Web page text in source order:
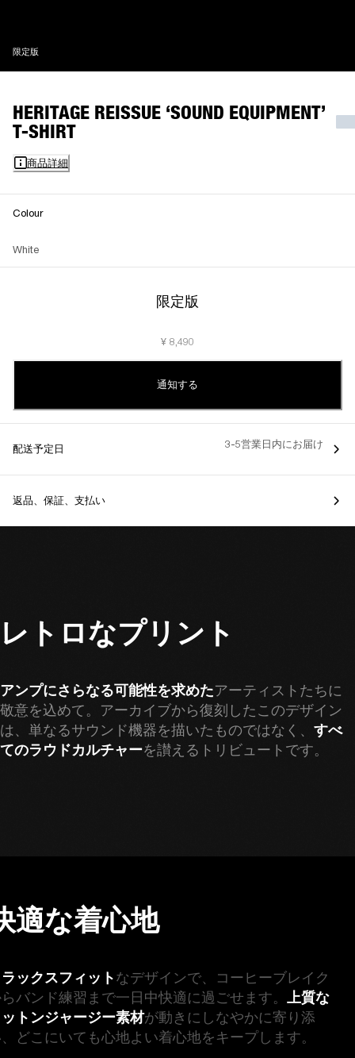
限定版
HERITAGE REISSUE ‘SOUND EQUIPMENT’
T-SHIRT
商品詳細
Colour
White
限定版
¥ 8,490
通知する
配送予定日 3-5営業日内にお届け
返品、保証、支払い
レトロなプリント
アンプにさらなる可能性を求めたアーティストたちに
敬意を込めて。アーカイブから復刻したこのデザイン
は、単なるサウンド機器を描いたものではなく、 すべ
てのラウドカルチャーを讃えるトリビュートです。
適な着心地
ックスフィットなデザインで、コーヒーブレイク
バンド練習まで一日中快適に過ごせます。
上質な
トンジャージー素材が動きにしなやかに寄り添
どこにいても心地よい着心地をキープします。